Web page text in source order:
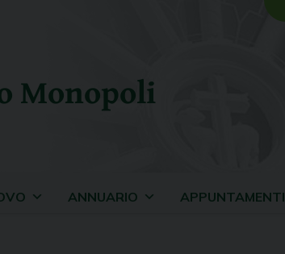
Monopoli
ANNUARIO APPUNTAMENTI